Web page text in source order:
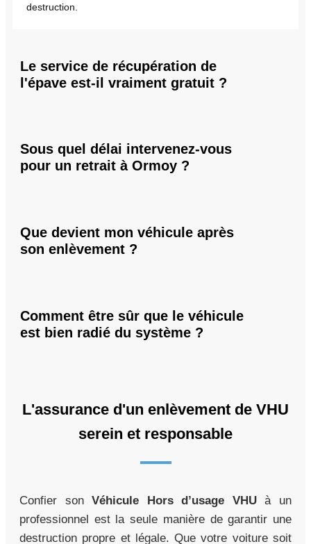
destruction.
Le service de récupération de
l'épave est-il vraiment gratuit ?
Sous quel délai intervenez-vous
pour un retrait à Ormoy ?
Que devient mon véhicule après
son enlèvement ?
Comment être sûr que le véhicule
est bien radié du système ?
L'assurance d'un enlèvement de VHU
serein et responsable
Confier sonVéhicule Hors d’usage VHUà un
professionnel est la seule manière de garantir une
destruction propre et légale. Que votre voiture soit